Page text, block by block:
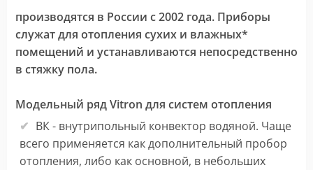
производятся в России с 2002 года. Приборы
служат для отопления сухих и влажных*
помещений и устанавливаются непосредственно
в стяжку пола.
Модельный ряд Vitron для систем отопления
ВК - внутрипольный конвектор водяной. Чаще
всего применяется как дополнительный пробор
отопления, либо как основной, в небольших